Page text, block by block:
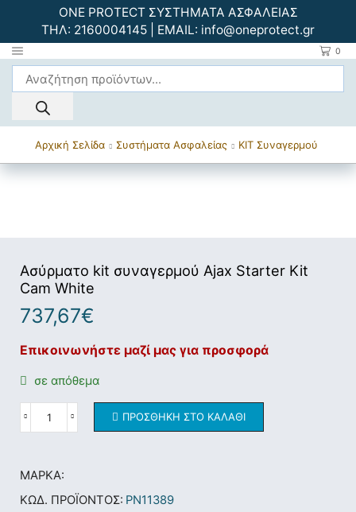
ONE PROTECT ΣΥΣΤΗΜΑΤΑ ΑΣΦΑΛΕΙΑΣ
ΤΗΛ: 2160004145 | EMAIL: info@oneprotect.gr
0
Αρχική Σελίδα Συστήματα Ασφαλείας ΚΙΤ Συναγερμού
Ασύρματο kit συναγερμού Ajax Starter Kit
Cam White
737,67€
Επικοινωνήστε μαζί μας για προσφορά
σε απόθεμα
ΠΡΟΣΘΉΚΗ ΣΤΟ ΚΑΛΆΘΙ
ΜΆΡΚΑ:
ΚΩΔ. ΠΡΟΪΌΝΤΟΣ: PN11389